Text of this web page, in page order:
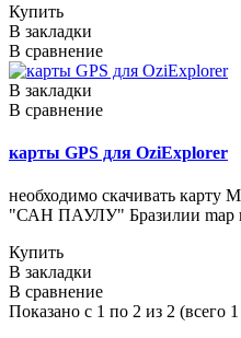
Купить
В закладки
В сравнение
В закладки
В сравнение
карты GPS для OziExplorer
необходимо скачивать карту
"САН ПАУЛУ" Бразилии map
Купить
В закладки
В сравнение
Показано с 1 по 2 из 2 (всего